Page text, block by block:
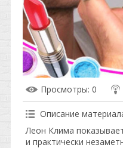
Просмотры: 0
Описание
Леон Клима
и практически